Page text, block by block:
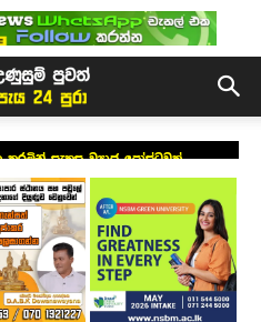
කරමින් සැකසූ ව්‍යාජ පෝස්ටුවක්